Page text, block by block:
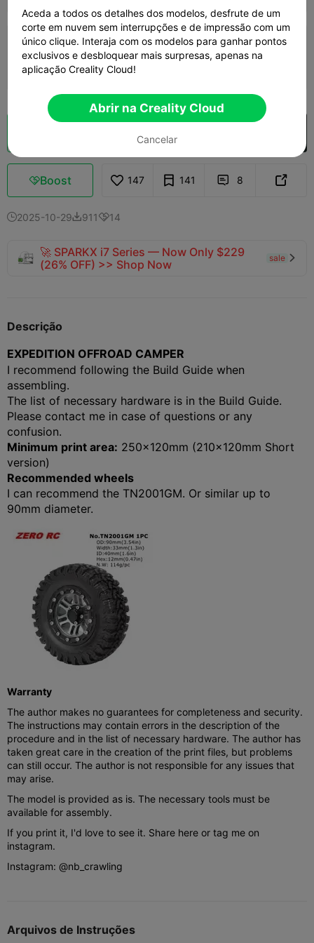
0.2mm layer, 2 walls, 15% infill
 1d 08h
Boost 147 141  8 
2025-10-2991114
🚀 SPARKX i7 Series — Now Only $229
(26% OFF) >> Shop Now
sale 
Descrição
EXPEDITION OFFROAD CAMPER
I recommend following the Build Guide when
assembling.
The list of necessary hardware is in the Build Guide.
Please contact me in case of questions or any
confusion.
Minimum print area: 250x120mm (210x120mm Short
version)
Recommended wheels
I can recommend the TN2001GM. Or similar up to
90mm diameter.
Warranty
The author makes no guarantees for completeness and security.
The instructions may contain errors in the description of the
procedure and in the list of necessary hardware. The author has
taken great care in the creation of the print files, but problems
can still occur. The author is not responsible for any issues that
may arise.
The model is provided as is. The necessary tools must be
available for assembly.
If you print it, I'd love to see it. Share here or tag me on
instagram.
Instagram: @nb_crawling
Arquivos de Instruções
Aceda a todos os detalhes dos modelos, desfrute de um
corte em nuvem sem interrupções e de impressão com um
único clique. Interaja com os modelos para ganhar pontos
exclusivos e desbloquear mais surpresas, apenas na
aplicação Creality Cloud!
Abrir na Creality Cloud
Cancelar